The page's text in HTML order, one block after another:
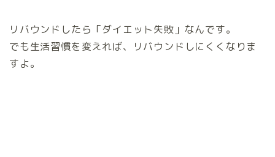
リバウンドしたら「ダイエット失敗」なんです。
でも生活習慣を変えれば、リバウンドしにくくなりま
すよ。